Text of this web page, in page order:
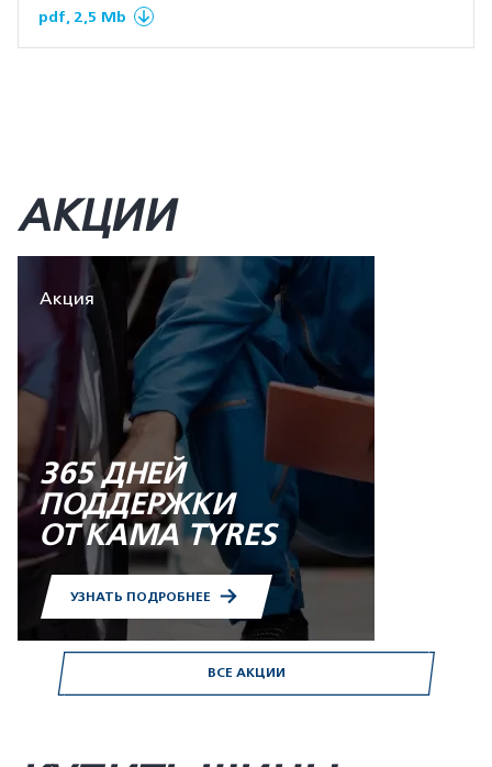
pdf, 2,5 Mb
ВСЕ АКЦИИ
АКЦИИ
Акция
365 ДНЕЙ
ПОДДЕРЖКИ
ОТ KAMA TYRES
УЗНАТЬ ПОДРОБНЕЕ